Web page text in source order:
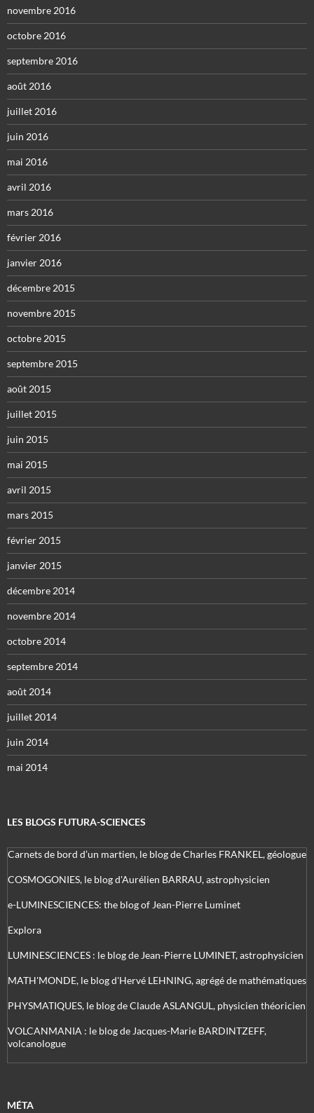
novembre 2016
octobre 2016
septembre 2016
août 2016
juillet 2016
juin 2016
mai 2016
avril 2016
mars 2016
février 2016
janvier 2016
décembre 2015
novembre 2015
octobre 2015
septembre 2015
août 2015
juillet 2015
juin 2015
mai 2015
avril 2015
mars 2015
février 2015
janvier 2015
décembre 2014
novembre 2014
octobre 2014
septembre 2014
août 2014
juillet 2014
juin 2014
mai 2014
LES BLOGS FUTURA-SCIENCES
Carnets de bord d’un martien, le blog de Charles FRANKEL, géologue
COSMOGONIES, le blog d'Aurélien BARRAU, astrophysicien
e-LUMINESCIENCES: the blog of Jean-Pierre Luminet
Explora
LUMINESCIENCES : le blog de Jean-Pierre LUMINET, astrophysicien
MATH'MONDE, le blog d'Hervé LEHNING, agrégé de mathématiques
PHYSMATIQUES, le blog de Claude ASLANGUL, physicien théoricien
VOLCANMANIA : le blog de Jacques-Marie BARDINTZEFF,
volcanologue
MÉTA